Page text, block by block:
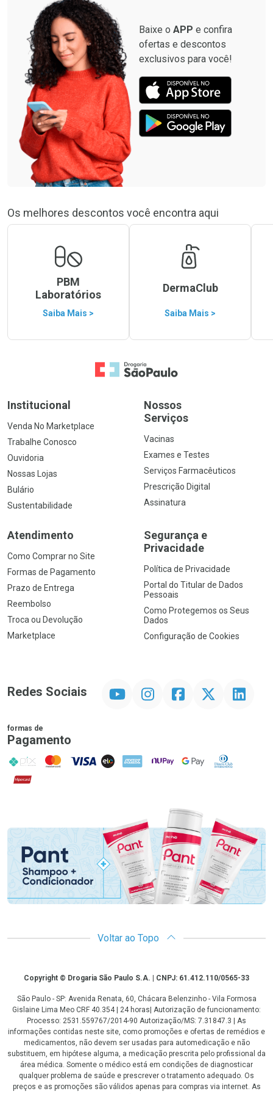
Baixe o APP e confira
ofertas e descontos
exclusivos para você!
Os melhores descontos você encontra aqui
PBM
Laboratórios
Saiba Mais >
DermaClub
Saiba Mais >
Ir para a Home
Institucional
Venda No Marketplace
Trabalhe Conosco
Ouvidoria
Nossas Lojas
Bulário
Sustentabilidade
Nossos
Serviços
Vacinas
Exames e Testes
Serviços Farmacêuticos
Prescrição Digital
Assinatura
Atendimento
Como Comprar no Site
Formas de Pagamento
Prazo de Entrega
Reembolso
Troca ou Devolução
Marketplace
Segurança e
Privacidade
Política de Privacidade
Portal do Titular de Dados
Pessoais
Como Protegemos os Seus
Dados
Configuração de Cookies
Redes Sociais InstagramFacebookTwitter Linkedin
formas de
Pagamento
PIX MasterCard
VISA ELO AMEX NuPay Google PayDiners Club
Hipercard
Promoção em Destaque
Voltar ao Topo
CopyrightCopyright © Drogaria São Paulo S.A. | CNPJ: 61.412.110/0565-33
São Paulo - SP: Avenida Renata, 60, Chácara Belenzinho - Vila Formosa
Gislaine Lima Meo CRF 40.354 | 24 horas| Autorização de funcionamento:
Processo: 2531.559767/2014-90 Autorização/MS: 7.31847.3 | As
informações contidas neste site, como promoções e ofertas de remédios e
medicamentos, não devem ser usadas para automedicação e não
substituem, em hipótese alguma, a medicação prescrita pelo profissional da
área médica. Somente o médico está em condições de diagnosticar
qualquer problema de saúde e prescrever o tratamento adequado. Os
preços e as promoções são válidos apenas para compras via internet. As